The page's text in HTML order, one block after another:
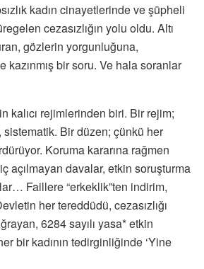
kadın cinayetlerinde ve şüpheli
cezasızlığın yolu oldu. Altı
gözlerin yorgunluğuna,
kazınmış bir soru. Ve hala soranlar
kalıcı rejimlerinden biri. Bir rejim;
Bir düzen; çünkü her
Koruma kararına rağmen
açılmayan davalar, etkin soruşturma
Faillere “erkeklik”ten indirim,
her tereddüdü, cezasızlığı
6284 sayılı yasa* etkin
bir kadının tedirginliğinde ‘Yine